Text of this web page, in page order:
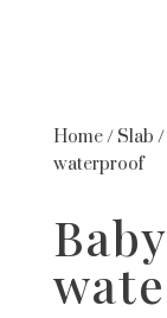
Home/ Slab /
waterproof